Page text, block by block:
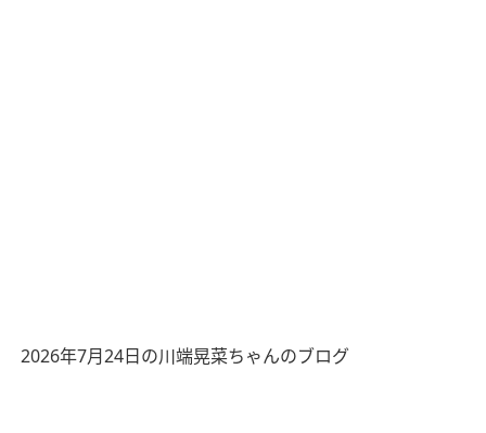
2026年7月24日の川端晃菜ちゃんのブログ